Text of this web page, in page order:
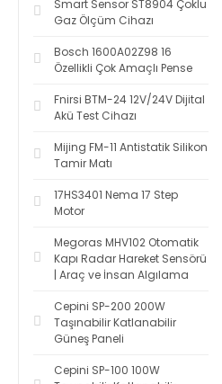
Smart Sensor ST8904 Çoklu
Gaz Ölçüm Cihazı
Bosch 1600A02Z98 16
Özellikli Çok Amaçlı Pense
Fnirsi BTM-24 12V/24V Dijital
Akü Test Cihazı
Mijing FM-11 Antistatik Silikon
Tamir Matı
17HS3401 Nema 17 Step
Motor
Megoras MHV102 Otomatik
Kapı Radar Hareket Sensörü
| Araç ve İnsan Algılama
Cepini SP-200 200W
Taşınabilir Katlanabilir
Güneş Paneli
Cepini SP-100 100W